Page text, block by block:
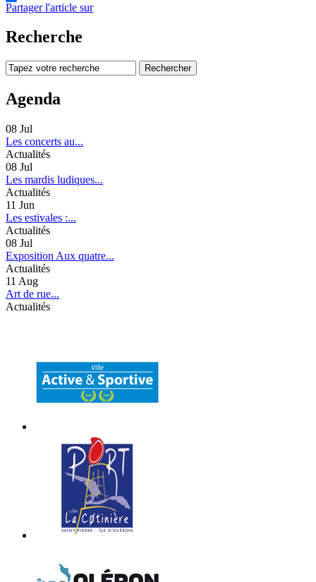
Partager l'article sur
Recherche
Agenda
08 Jul
Les concerts au...
Actualités
08 Jul
Les mardis ludiques...
Actualités
11 Jun
Les estivales :...
Actualités
08 Jul
Exposition Aux quatre...
Actualités
11 Aug
Art de rue...
Actualités